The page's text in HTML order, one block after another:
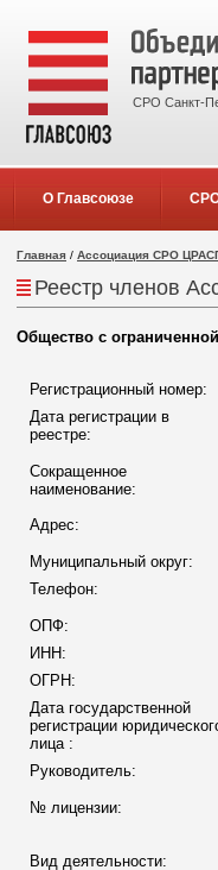
СРО Санкт-
О Главсоюзе
Главная / Ассоциация СРО
Реестр членов
Общество с
Регистрационный номер:
Дата регистрации в
реестре:
Сокращенное
наименование:
Адрес:
Муниципальный округ:
Телефон:
ОПФ:
ИНН:
ОГРН:
Дата государственной
регистрации
лица :
Руководитель:
№ лицензии:
Вид деятельности: